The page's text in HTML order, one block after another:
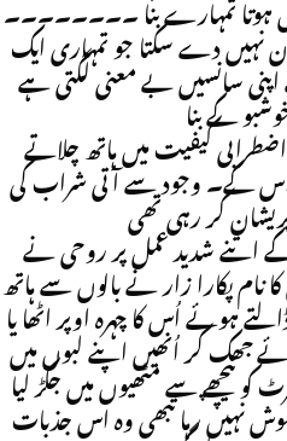
ہوتا تمہارے بنا ۔۔۔۔۔۔۔۔
نہیں دے سکتا جو تمہاری ایک
اپنی سانسیں بے معنی لگتی ہے
کے بنا
کیفیت میں ہاتھ چلاتے
اس کے۔ وجود سے آتی شراب کی
کر رہی تھی
شدید عمل پر روحی نے
پکارا زار نے بالوں سے ہاتھ
ہوئے اُس کا چہرہ اوپر اٹھا یا
جھک کر اُنھیں اپنے لبوں میں
پیچھے سے مٹھیوں میں جکڑ لیا
نہیں رہا تبھی وہ اس جذبات